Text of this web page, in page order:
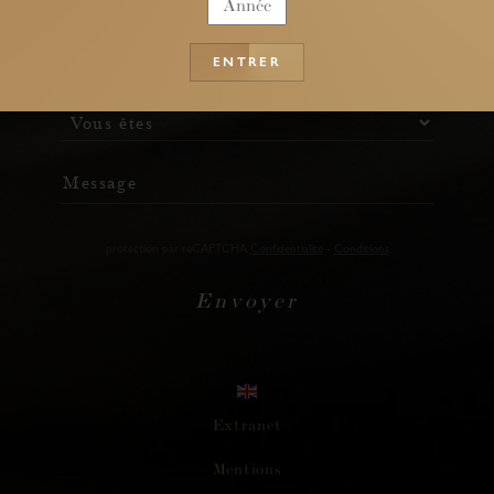
Message
En v o ye r
Extranet
Me n t ions
ENTRER